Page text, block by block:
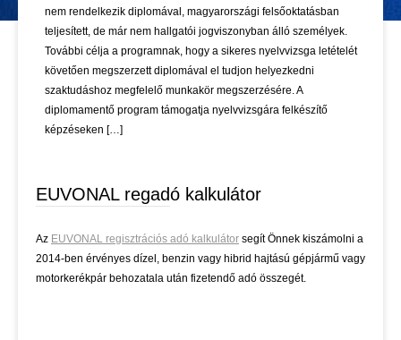
nem rendelkezik diplomával, magyarországi felsőoktatásban
teljesített, de már nem hallgatói jogviszonyban álló személyek.
További célja a programnak, hogy a sikeres nyelvvizsga letételét
követően megszerzett diplomával el tudjon helyezkedni
szaktudáshoz megfelelő munkakör megszerzésére. A
diplomamentő program támogatja nyelvvizsgára felkészítő
képzéseken […]
EUVONAL regadó kalkulátor
Az EUVONAL regisztrációs adó kalkulátor segít Önnek kiszámolni a
2014-ben érvényes dízel, benzin vagy hibrid hajtású gépjármű vagy
motorkerékpár behozatala után fizetendő adó összegét.